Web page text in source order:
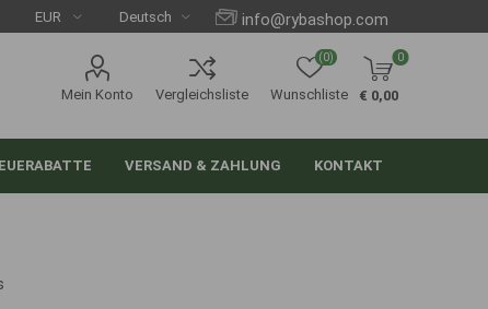
info@rybashop.com
Mein Konto Vergleichsliste Wunschliste
(0) 0
€ 0,00
VERSAND & ZAHLUNG KONTAKT